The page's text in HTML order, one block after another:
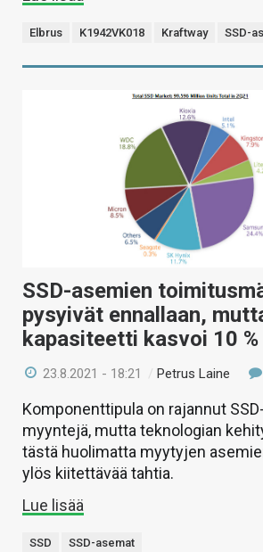
Elbrus K1942VK018 Kraftway SSD-
SSD-asemien
pysyivät ennallaan,
kapasiteetti kasvoi 10 %
23.8.2021 - 18:21 /Petrus Laine
Komponenttipula on rajannut
myyntejä, mutta teknologian
tästä huolimatta myytyjen
ylös kiitettävää tahtia.
Lue lisää
SSD SSD-asemat